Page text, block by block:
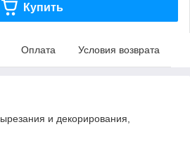
Купить
Оплата Условия возврата
и декорирования,